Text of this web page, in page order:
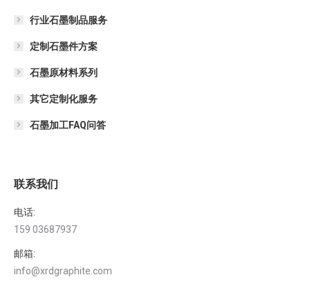
行业石墨制品服务
定制石墨件方案
石墨原材料系列
其它定制化服务
石墨加工FAQ问答
联系我们
电话:
159 03687937
邮箱:
info@xrdgraphite.com